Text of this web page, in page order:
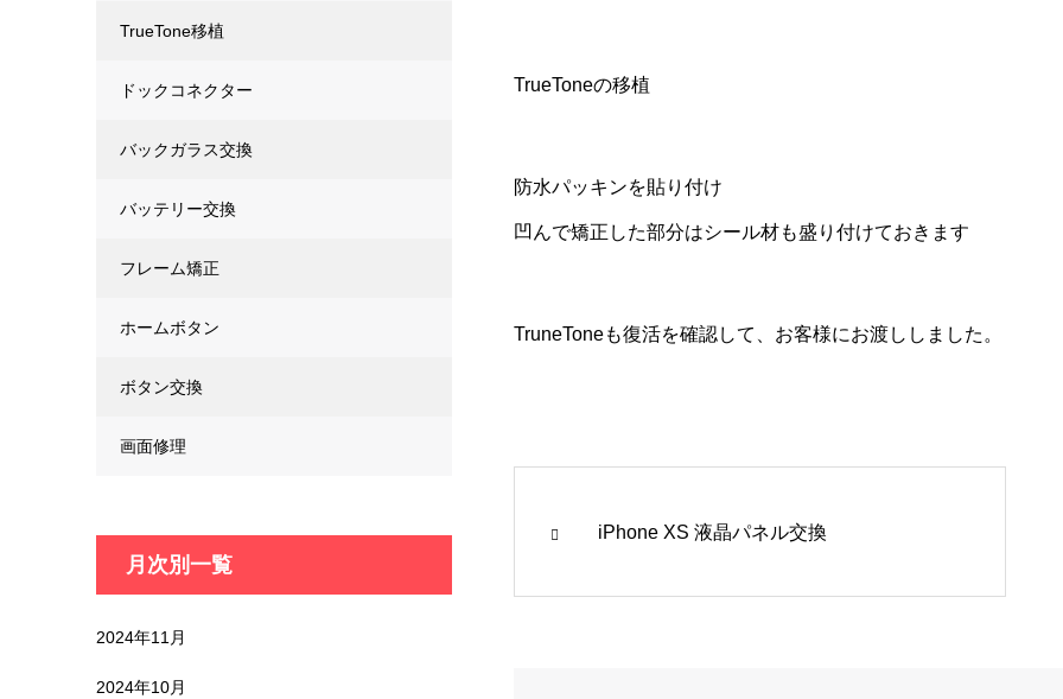
TrueToneの移植
防水パッキンを貼り付け
凹んで矯正した部分はシール材も盛り付けておきます
TruneToneも復活を確認して、お客様にお渡ししました。
iPhone XS 液晶パネル交換
TrueTone移植
ドックコネクター
バックガラス交換
バッテリー交換
フレーム矯正
ホームボタン
ボタン交換
画面修理
月次別一覧
2024年11月
2024年10月